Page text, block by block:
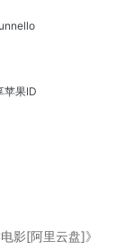
苹果ID
影[阿里云盘]》